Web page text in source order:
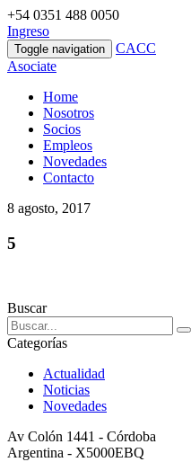
+54 0351 488 0050
Ingreso
Toggle navigation
CACC
Asociate
Home
Nosotros
Socios
Empleos
Novedades
Contacto
8 agosto, 2017
5
Buscar
Categorías
Actualidad
Noticias
Novedades
Av Colón 1441 - Córdoba
Argentina - X5000EBQ